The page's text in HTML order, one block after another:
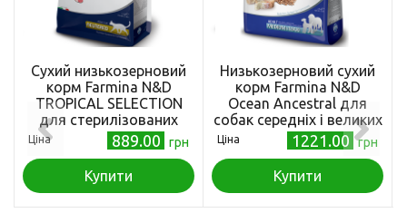
Сухий низькозерновий
корм Farmina N&D
TROPICAL SELECTION
для стерилізованих
дорослих котів з ягням
та тропічними
фруктами, 1,5 кг
Ціна 889.00 грн
Купити
Низькозерновий сухий
корм Farmina N&D
Ocean Ancestral для
собак середніх і великих
порід з тріскою та
апельсином 2,5 кг
Ціна 1221.00 грн
Купити